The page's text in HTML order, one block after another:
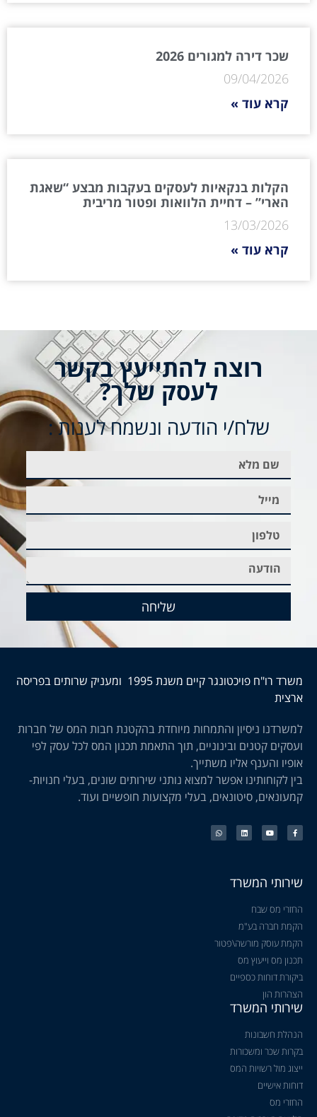
שכר דירה למגורים 2026
09/04/2026
קרא עוד »
הקלות בנקאיות לעסקים בעקבות מבצע “שאגת
הארי” – דחיית הלוואות ופטור מריבית
13/03/2026
קרא עוד »
רוצה להתייעץ בקשר
לעסק שלך?
שלח/י הודעה ונשמח לענות :
שליחה
משרד רו"ח פויכטונגר קיים משנת 1995 ומעניק שרותים בפריסה
ארצית
למשרדנו ניסיון והתמחות מיוחדת בהקטנת חבות המס של חברות
ועסקים קטנים ובינוניים, תוך התאמת תכנון המס לכל עסק לפי
אופיו והענף אליו משתייך.
בין לקוחותינו אפשר למצוא נותני שירותים שונים, בעלי חנויות-
קמעונאים, סיטונאים, בעלי מקצועות חופשיים ועוד.
שירותי המשרד
החזרי מס שבח
הקמת חברה בע"מ
הקמת עוסק מורשה\פטור
תכנון מס וייעוץ מס
ביקורת דוחות כספיים
הצהרות הון
שירותי המשרד
הנהלת חשבונות
בקרות שכר ומשכורות
ייצוג מול רשויות המס
דוחות אישיים
החזרי מס